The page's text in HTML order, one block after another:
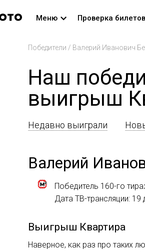
Меню Проверка билетов
Победители / Валерий Иванович
Наш
выигрыш
Недавно выиграли
Валерий
Победитель 160-го
Дата ТВ-трансляции: 19
Выигрыш Квартира
Наверное, как раз про таких